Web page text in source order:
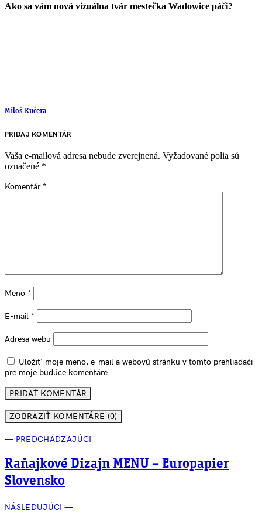
Ako sa vám nová vizuálna tvár mestečka Wadowice páči?
Miloš Kučera
PRIDAJ KOMENTÁR
Vaša e-mailová adresa nebude zverejnená. Vyžadované polia sú
označené *
Komentár *
Meno *
E-mail *
Adresa webu
Uložiť moje meno, e-mail a webovú stránku v tomto prehliadači
pre moje budúce komentáre.
ZOBRAZIŤ KOMENTÁRE (0)
— PREDCHÁDZAJÚCI
Raňajkové Dizajn MENU – Europapier
Slovensko
NÁSLEDUJÚCI —